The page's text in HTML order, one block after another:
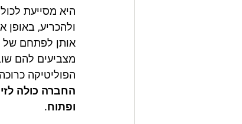
היא מסייעת
ולהכריע, באופן
אותן לפתחם של
מצביעים להם
הפוליטיקה
החברה כולה
ופתוח.